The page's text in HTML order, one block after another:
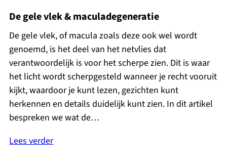
De gele vlek & maculadegeneratie
De gele vlek, of macula zoals deze ook wel wordt
genoemd, is het deel van het netvlies dat
verantwoordelijk is voor het scherpe zien. Dit is waar
het licht wordt scherpgesteld wanneer je recht vooruit
kijkt, waardoor je kunt lezen, gezichten kunt
herkennen en details duidelijk kunt zien. In dit artikel
bespreken we wat de…
Lees verder